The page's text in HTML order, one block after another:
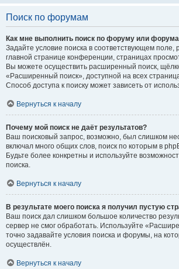
Поиск по форумам
Как мне выполнить поиск по форуму или
Задайте условие поиска в соответствующем
главной странице конференции, страницах
Вы можете осуществить расширенный поиск,
«Расширенный поиск», доступной на всех
Способ доступа к поиску может зависеть от
Вернуться к началу
Почему мой поиск не даёт результатов?
Ваш поисковый запрос, возможно, был слишком
включал много общих слов, поиск по которым в
Будьте более конкретны и используйте
поиска.
Вернуться к началу
В результате моего поиска я получил пустую
Ваш поиск дал слишком большое количество
сервер не смог обработать. Используйте
точно задавайте условия поиска и форумы, на
осуществлён.
Вернуться к началу